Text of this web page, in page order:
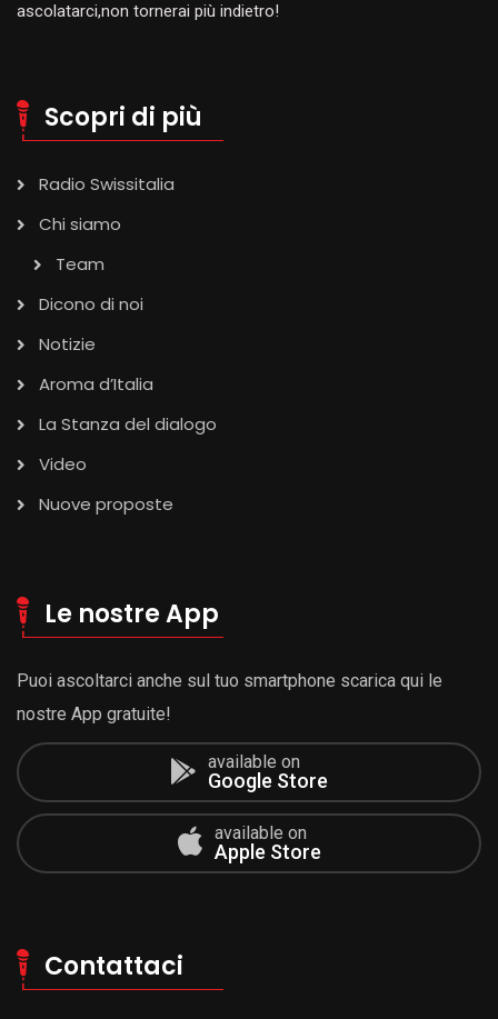
ascolatarci,non tornerai più indietro!
Scopri di più
Radio Swissitalia
Chi siamo
Team
Dicono di noi
Notizie
Aroma d’Italia
La Stanza del dialogo
Video
Nuove proposte
Le nostre App
Puoi ascoltarci anche sul tuo smartphone scarica qui le
nostre App gratuite!
available on
Google Store
available on
Apple Store
Contattaci